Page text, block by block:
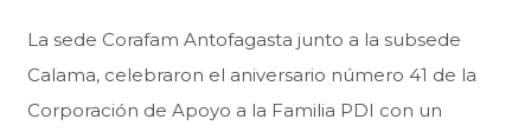
La sede Corafam Antofagasta junto a la subsede
Calama, celebraron el aniversario número 41 de la
Corporación de Apoyo a la Familia PDI con un